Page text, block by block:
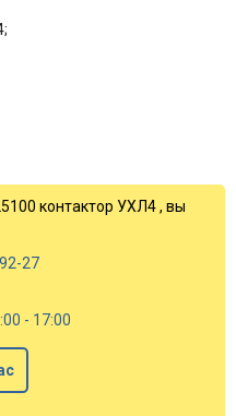
контактор УХЛ4 , вы
27
- 17:00